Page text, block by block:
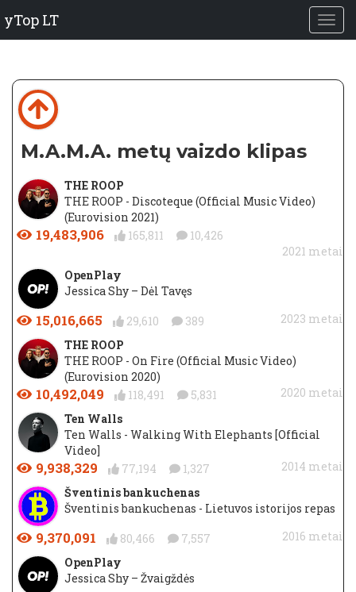
yTop LT
M.A.M.A. metų vaizdo klipas
THE ROOP
THE ROOP - Discoteque (Official Music Video)
(Eurovision 2021)
19,483,906 165,811
10,426
2021 metai
OpenPlay
Jessica Shy – Dėl Tavęs
15,016,665 29,610 389
2023 metai
THE ROOP
THE ROOP - On Fire (Official Music Video)
(Eurovision 2020)
10,492,049 118,491 5,831
2020 metai
Ten Walls
Ten Walls - Walking With Elephants [Official
Video]
9,938,329 77,194 1,327
2014 metai
Šventinis bankuchenas
Šventinis bankuchenas - Lietuvos istorijos repas
9,370,091 80,466 7,557
2016 metai
OpenPlay
Jessica Shy – Žvaigždės